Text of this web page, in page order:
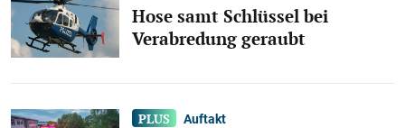
Hose samt Schlüssel bei
Verabredung geraubt
Auftakt